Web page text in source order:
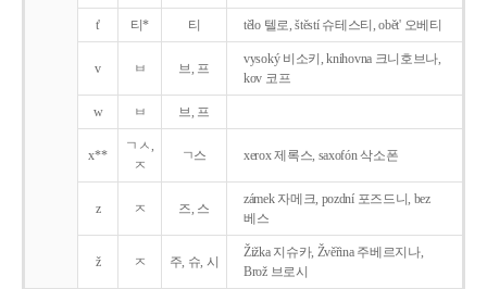
t' 티* 티 tělo 텔로, štěstí 슈테스티, obět' 오베티
v ㅂ 브, 프
vysoký 비소키, knihovna 크니호브나,
kov 코프
w ㅂ 브, 프
x**
ㄱㅅ,
ㅈ
ㄱ스 xerox 제록스, saxofón 삭소폰
z ㅈ 즈, 스
zámek 자메크, pozdní 포즈드니, bez
베스
ž ㅈ 주, 슈, 시
Žižka 지슈카, Žvěřina 주베르지나,
Brož 브로시